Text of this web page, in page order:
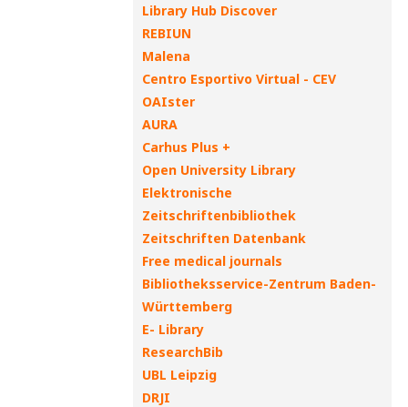
Library Hub Discover
REBIUN
Malena
Centro Esportivo Virtual - CEV
OAIster
AURA
Carhus Plus +
Open University Library
Elektronische
Zeitschriftenbibliothek
Zeitschriften Datenbank
Free medical journals
Bibliotheksservice-Zentrum Baden-
Württemberg
E- Library
ResearchBib
UBL Leipzig
DRJI